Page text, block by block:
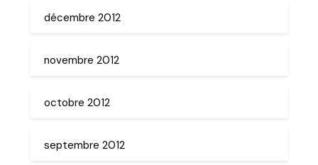
décembre 2012
novembre 2012
octobre 2012
septembre 2012